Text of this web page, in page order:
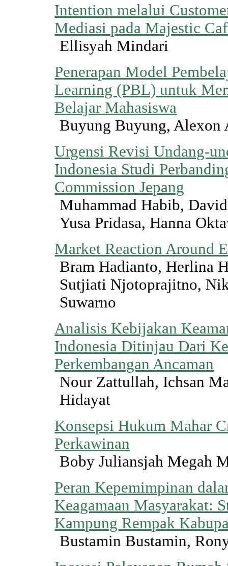
Intention melalui
Mediasi pada Majestic
Ellisyah Mindari
Penerapan Model
Learning (PBL) untuk
Belajar Mahasiswa
Buyung Buyung, Alexon
Urgensi Revisi Undang-
Indonesia Studi
Commission Jepang
Muhammad Habib,
Yusa Pridasa, Hanna
Market Reaction Around
Bram Hadianto, Herlina
Sutjiati Njotoprajitno,
Suwarno
Analisis Kebijakan
Indonesia Ditinjau Dari
Perkembangan Ancaman
Nour Zattullah, Ichsan
Hidayat
Konsepsi Hukum Mahar
Perkawinan
Boby Juliansjah Megah
Peran Kepemimpinan
Keagamaan Masyarakat:
Kampung Rempak
Bustamin Bustamin,